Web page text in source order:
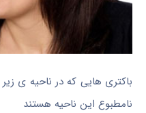
باکتری هایی که در ناحیه ی
نامطبوع این ناحیه هستند